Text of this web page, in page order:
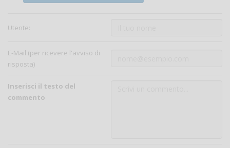
Utente:
E-Mail (per ricevere l'avviso di
risposta)
Inserisci il testo del
commento